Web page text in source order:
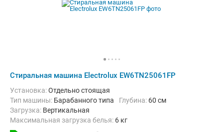
Стиральная машина Electrolux EW6TN25061FP
Установка:Отдельно стоящая
Тип машины: Барабанного типа Глубина: 60 см
загрузка: Вертикальная
Максимальная загрузка белья: 6 кг
Количество программ: